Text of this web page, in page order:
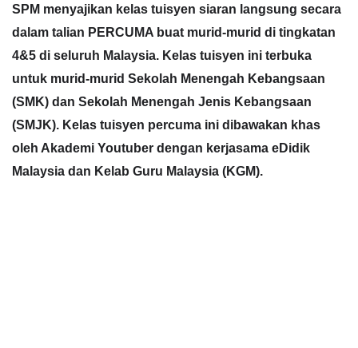
SPM menyajikan kelas tuisyen siaran langsung secara
dalam talian PERCUMA buat murid-murid di tingkatan
4&5 di seluruh Malaysia. Kelas tuisyen ini terbuka
untuk murid-murid Sekolah Menengah Kebangsaan
(SMK) dan Sekolah Menengah Jenis Kebangsaan
(SMJK). Kelas tuisyen percuma ini dibawakan khas
oleh Akademi Youtuber dengan kerjasama eDidik
Malaysia dan Kelab Guru Malaysia (KGM).